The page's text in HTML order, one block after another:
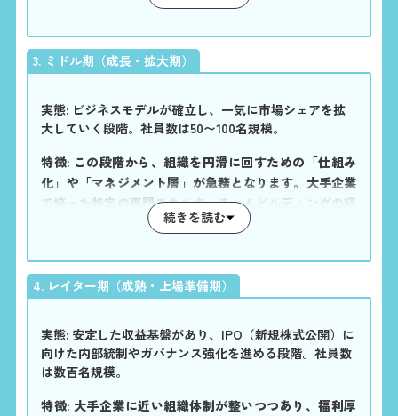
3. ミドル期（成長・拡大期）
実態: ビジネスモデルが確立し、一気に市場シェアを拡
大していく段階。社員数は50〜100名規模。
特徴: この段階から、組織を円滑に回すための「仕組み
化」や「マネジメント層」が急務となります。大手企業
で培った特定の専門スキルや、チームビルディングの経
験を持つ人材が最も重宝され、転職市場でも求人が増加
続きを読む
4. レイター期（成熟・上場準備期）
実態: 安定した収益基盤があり、IPO（新規株式公開）に
向けた内部統制やガバナンス強化を進める段階。社員数
は数百名規模。
特徴: 大手企業に近い組織体制が整いつつあり、福利厚